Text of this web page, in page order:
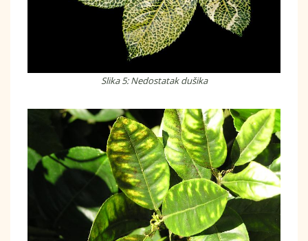
Slika 5: Nedostatak dušika